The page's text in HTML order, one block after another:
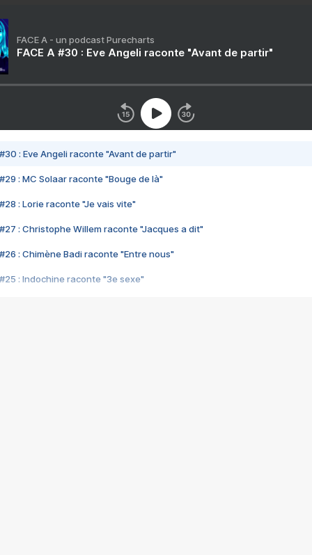
FACE A - un podcast Purecharts
FACE A #30 : Eve Angeli raconte "Avant de partir"
#30 : Eve Angeli raconte "Avant de partir"
#29 : MC Solaar raconte "Bouge de là"
#28 : Lorie raconte "Je vais vite"
#27 : Christophe Willem raconte "Jacques a dit"
#26 : Chimène Badi raconte "Entre nous"
#25 : Indochine raconte "3e sexe"